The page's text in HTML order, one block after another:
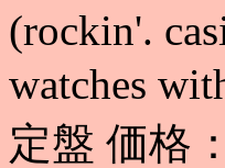
(rockin'.
watches
定盤 価格